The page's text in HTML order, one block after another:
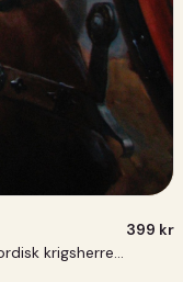
Vargskinn, ringbrynja & sköld — du som nordisk krigsherre ⚔️
399 kr